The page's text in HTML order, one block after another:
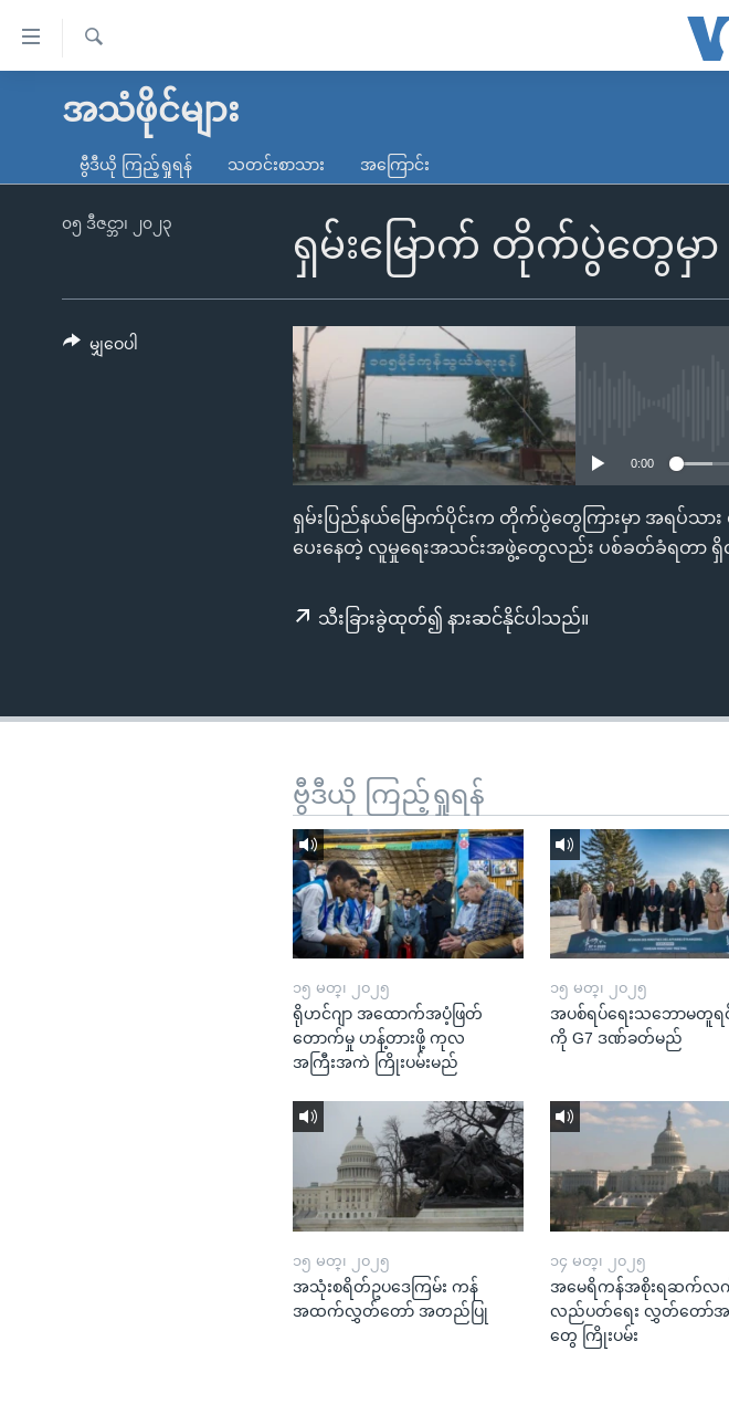
လွယ်ကူ
သည့်
မူလစာမျက်နှာ
ကမ္ဘာ့သတင်းများ
နိုင်ငံတကာ
တရုတ်
အစ္စရေး-ပါလက်စတိုင်း
ရပ်ဝန်းတခု လမ်းတခု အလွန်
အင်္ဂလိပ်စာလေ့လာမယ်
ရ
အသံဖိုင်များ
ဗွီဒီယို ကြည့်ရှုရန် သတင်းစာသား အကြောင်း
ရှမ်းမြောက် တိုက်ပွဲတွေမှ
၀၅ ဒီဇင္ဘာ၊ ၂၀၂၃
0:00
ရှမ်းပြည်နယ်မြောက်ပိုင်းက တိုက်ပွဲတွေကြားမှာ အရပ်သ
ပေးနေတဲ့ လူမှုရေးအသင်းအဖွဲ့တွေလည်း ပစ်ခတ်ခံရတ
သီးခြားခွဲထုတ်၍ နားဆင်နိုင်ပါသည်။
မျှဝေပါ
ဗွီဒီယို ကြည့်ရှုရန်
၁၅ မတ္၊ ၂၀၂၅
ရိုဟင်ဂျာ အထောက်အပံ့ဖြတ်
တောက်မှု ဟန့်တားဖို့ ကုလ
အကြီးအကဲ ကြိုးပမ်းမည်
၁၅ မတ္၊ ၂၀၂၅
အပစ်ရပ်ရေးသဘောမတူရင်
ကို G7 ဒဏ်ခတ်မည်
၁၅ မတ္၊ ၂၀၂၅
အသုံးစရိတ်ဥပဒေကြမ်း ကန်
အထက်လွှတ်တော် အတည်ပြု
၁၄ မတ္၊ ၂၀၂၅
အမေရိကန်အစိုးရဆက်လ
လည်ပတ်ရေး လွှတ်တော်
တွေ ကြိုးပမ်း